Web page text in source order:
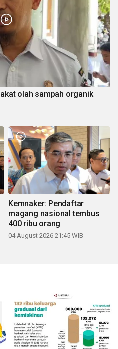
olah sampah organik
Kemnaker: Pendaftar
magang nasional tembus
400 ribu orang
04 August 2026 21:45 WIB